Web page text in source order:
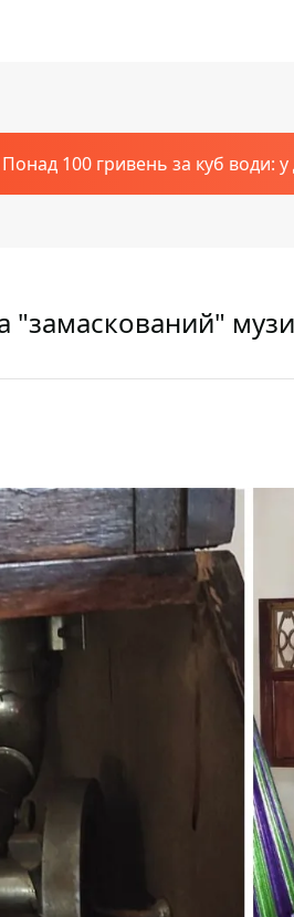
Понад 100 гривень за куб води:
"замаскований"